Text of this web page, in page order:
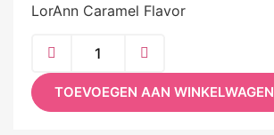
LorAnn Caramel Flavor
TOEVOEGEN AAN WINKELWAGEN